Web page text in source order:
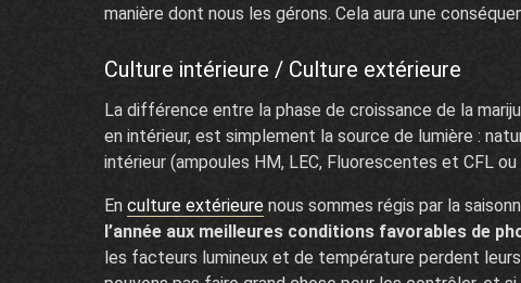
manière dont nous les gérons. Cela aura une
Culture intérieure / Culture extérieure
La différence entre la phase de croissance de la
en intérieur, est simplement la source de lumière :
intérieur (ampoules HM, LEC, Fluorescentes et CFL
En culture extérieure nous sommes régis par la
l’année aux meilleures conditions favorables de
les facteurs lumineux et de température perdent